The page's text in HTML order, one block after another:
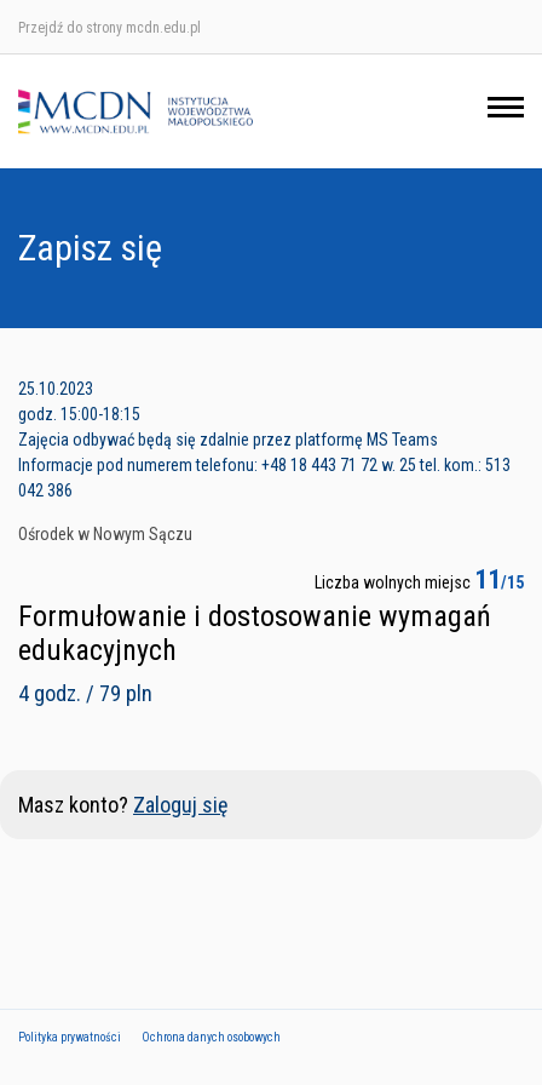
Przejdź do strony mcdn.edu.pl
Zapisz się
25.10.2023
godz. 15:00-18:15
Zajęcia odbywać będą się zdalnie przez platformę MS Teams
Informacje pod numerem telefonu: +48 18 443 71 72 w. 25 tel. kom.: 513
042 386
Ośrodek w Nowym Sączu
Liczba wolnych miejsc 11/15
Formułowanie i dostosowanie wymagań
edukacyjnych
4 godz. / 79 pln
Masz konto? Zaloguj się
Polityka prywatności Ochrona danych osobowych
Ośrodek w Krakowie
Ośrodek w Nowym Sączu
Ośrodek w Tarnowie